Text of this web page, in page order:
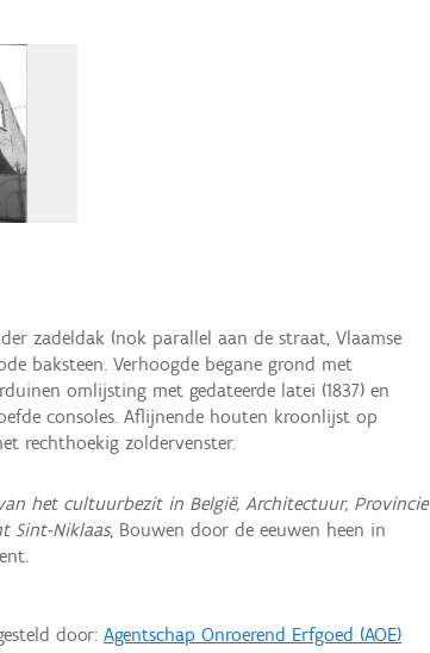
zadeldak (nok parallel aan de straat, Vlaamse
baksteen. Verhoogde begane grond met
omlijsting met gedateerde latei (1837) en
consoles. Aflijnende houten kroonlijst op
rechthoekig zoldervenster.
het cultuurbezit in België, Architectuur, Provincie
Sint-Niklaas, Bouwen door de eeuwen heen in
door:Agentschap Onroerend Erfgoed (AOE)